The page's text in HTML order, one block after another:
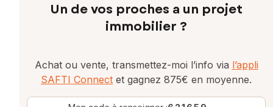
Un de vos proches a un projet
immobilier ?
Achat ou vente, transmettez-moi l’info via l’appli
SAFTI Connect et gagnez 875€ en moyenne.